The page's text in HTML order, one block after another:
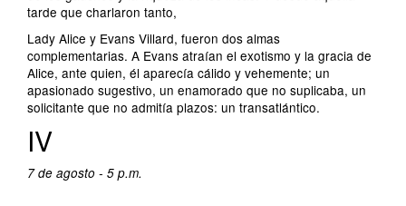
tarde que charlaron tanto,
Lady Alice y Evans Villard, fueron dos almas
complementarias. A Evans atraían el exotismo y la gracia de
Alice, ante quien, él aparecía cálido y vehemente; un
apasionado sugestivo, un enamorado que no suplicaba, un
solicitante que no admitía plazos: un transatlántico.
IV
7 de agosto - 5 p.m.